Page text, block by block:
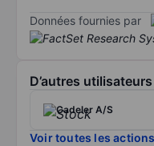
Données fournies par
D’autres
Cadeler A/S
Voir toutes les actions